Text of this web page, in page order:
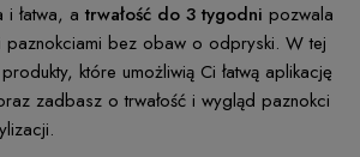
łatwa, a trwałość do 3 tygodni pozwala
paznokciami bez obaw o odpryski. W tej
które umożliwią Ci łatwą aplikację
zadbasz o trwałość i wygląd paznokci